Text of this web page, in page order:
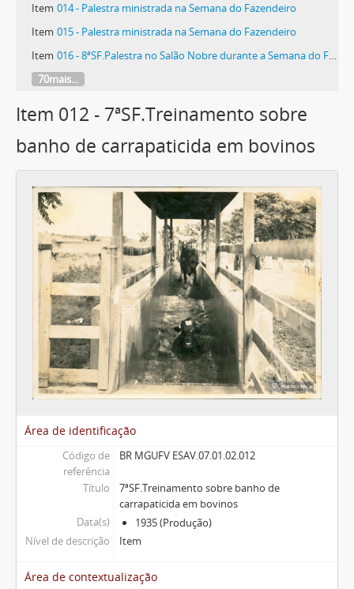
Item 014 - Palestra ministrada na Semana do Fazendeiro
Item 015 - Palestra ministrada na Semana do Fazendeiro
Item 016 - 8ªSF.Palestra no Salão Nobre durante a Semana do Fazendeiro
70mais...
Item 012 - 7ªSF.Treinamento sobre
banho de carrapaticida em bovinos
Área de identificação
Código de
referência
BR MGUFV ESAV.07.01.02.012
Título
7ªSF.Treinamento sobre banho de
carrapaticida em bovinos
Data(s)
1935 (Produção)
Nível de descrição
Item
Área de contextualização